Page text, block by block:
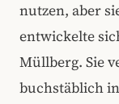
nutzen, aber
entwickelte
Müllberg. Sie
buchstäblich